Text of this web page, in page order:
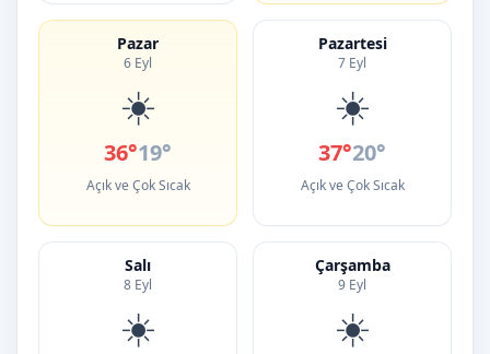
Pazar
6 Eyl
☀️
36°19°
Açık ve Çok Sıcak
Pazartesi
7 Eyl
☀️
37°20°
Açık ve Çok Sıcak
Salı
8 Eyl
☀️
Çarşamba
9 Eyl
☀️